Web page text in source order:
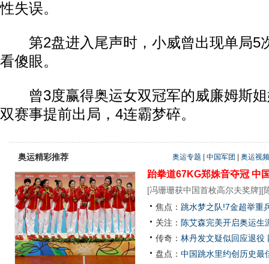
性失误。
第2盘进入尾声时，小威曾出现单局5
看傻眼。
曾3度赢得奥运女双冠军的威廉姆斯姐
双赛事提前出局，4连霸梦碎。
奥运精彩推荐 奥运专题 中国军团 奥运视频
跆拳道67KG郑姝音夺冠 中
[冯珊珊获中国首枚高尔夫奖牌][
焦点： 跳水梦之队!7金超举重
关注： 陈艾森完美开启奥运
传奇： 林丹发文疑似回应退役
盘点： 中国跳水里约创历史最